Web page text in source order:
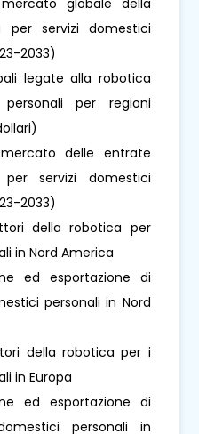
per servizi domestici
2033)
legate alla robotica
per regioni
delle entrate
servizi domestici
2033)
della robotica per
in Nord America
ed esportazione di
personali in Nord
della robotica per i
in Europa
ed esportazione di
personali in